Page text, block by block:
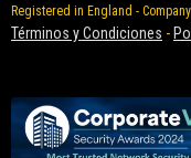
Registered in England -
Términos y Condiciones -